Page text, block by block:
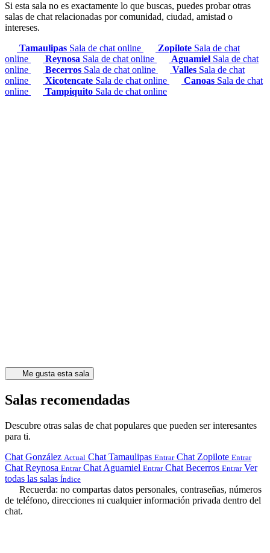
Si esta sala no es exactamente lo que buscas, puedes probar otras
salas de chat relacionadas por comunidad, ciudad, amistad o
intereses.
Tamaulipas Sala de chat online Zopilote Sala de chat
online
Reynosa Sala de chat online Aguamiel Sala de chat
online
Becerros Sala de chat online Valles Sala de chat
online
Xicotencate Sala de chat online Canoas Sala de chat
online
Tampiquito Sala de chat online
Me gusta esta sala
Salas recomendadas
Descubre otras salas de chat populares que pueden ser interesantes
para ti.
Chat González Actual Chat Tamaulipas Entrar Chat Zopilote Entrar
Chat Reynosa Entrar Chat Aguamiel Entrar Chat Becerros Entrar Ver
todas las salas Índice
Recuerda: no compartas datos personales, contraseñas, números
de teléfono, direcciones ni cualquier información privada dentro del
chat.